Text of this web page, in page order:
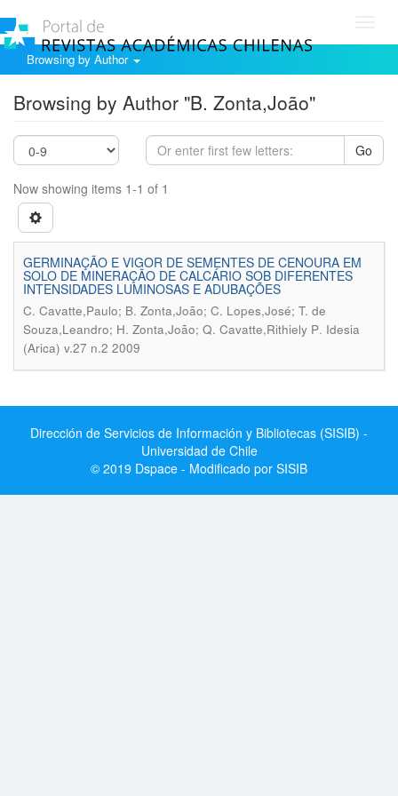
Browsing by Author
Browsing by Author "B. Zonta,João"
Go
Now showing items 1-1 of 1
GERMINAÇÃO E VIGOR DE SEMENTES DE CENOURA EM
SOLO DE MINERAÇÃO DE CALCÁRIO SOB DIFERENTES
INTENSIDADES LUMINOSAS E ADUBAÇÕES
C. Cavatte,Paulo; B. Zonta,João; C. Lopes,José; T. de
Souza,Leandro; H. Zonta,João; Q. Cavatte,Rithiely P. Idesia
(Arica) v.27 n.2 2009
Dirección de Servicios de Información y Bibliotecas (SISIB) -
Universidad de Chile
© 2019 Dspace - Modificado por SISIB